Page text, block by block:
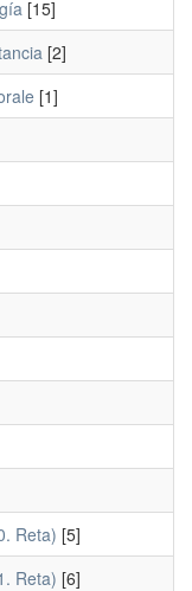
[15]
[2]
[1]
Reta) [5]
Reta) [6]